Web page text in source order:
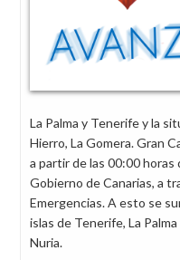
La Palma y Tenerife y la
Hierro, La Gomera. Gran
a partir de las 00:00 horas
Gobierno de Canarias, a
Emergencias. A esto se
islas de Tenerife, La
Nuria.